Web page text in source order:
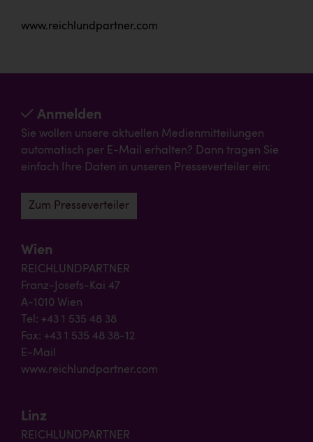
www.reichlundpartner.com
Anmelden
Sie wollen unsere aktuellen Medienmitteilungen
automatisch per E-Mail erhalten? Dann tragen Sie
einfach Ihre Daten in unseren Presseverteiler ein:
Zum Presseverteiler
Wien
REICHLUNDPARTNER
Franz-Josefs-Kai 47
A-1010 Wien
Tel: +43 1 535 48 38
Fax: +43 1 535 48 38-12
E-Mail
www.reichlundpartner.com
Linz
REICHLUNDPARTNER